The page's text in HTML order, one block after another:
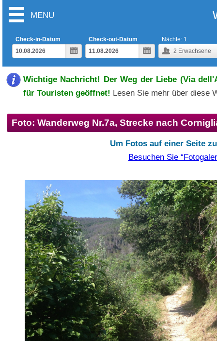
MENU
Check-in-Datum
Check-out-Datum
2 Erwachsene
Nächte: 1
Wichtige Nachricht! Der Weg der Liebe (Via
für Touristen geöffnet! Lesen Sie mehr über diese
Foto: Wanderweg Nr.7a, Strecke nach
Um Fotos auf einer Seite
Besuchen Sie